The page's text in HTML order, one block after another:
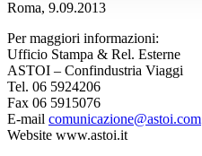
Roma, 9.09.2013
Per maggiori informazioni:
Ufficio Stampa & Rel. Esterne
ASTOI – Confindustria Viaggi
Tel. 06 5924206
Fax 06 5915076
E-mail comunicazione@astoi.com
Website www.astoi.it